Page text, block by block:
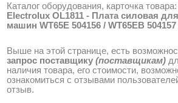
Каталог оборудования, карточка товара:
Electrolux OL1811 - Плата силовая
машин WT65E 504156 / WT65EB 504157
Выше на этой странице, есть
запрос поставщику (поставщикам)
наличия товара, его стоимости,
ознакомиться с отзывами
отзыв.